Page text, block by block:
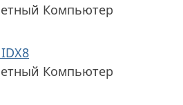
Компьютер
Компьютер